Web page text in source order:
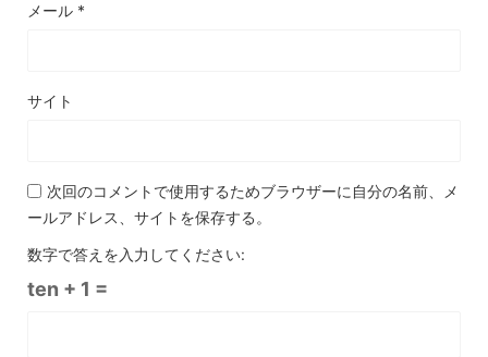
メール *
サイト
次回のコメントで使用するためブラウザーに自分の名前、メ
ールアドレス、サイトを保存する。
数字で答えを入力してください:
ten + 1 =